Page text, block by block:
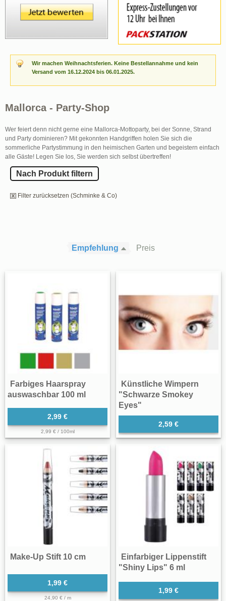
Wir machen Weihnachtsferien. Keine Bestellannahme und kein
Versand vom 16.12.2024 bis 06.01.2025.
Mallorca - Party-Shop
Wer feiert denn nicht gerne eine Mallorca-Mottoparty, bei der Sonne, Strand
und Party dominieren? Mit gekonnten Handgriffen holen Sie sich die
sommerliche Partystimmung in den heimischen Garten und begeistern einfach
alle Gäste! Legen Sie los, Sie werden sich selbst übertreffen!
Nach Produkt filtern
Filter zurücksetzen (Schminke & Co)
Empfehlung Preis
Farbiges Haarspray
auswaschbar 100 ml
2,99 €
2,99 € / 100ml
Künstliche Wimpern
"Schwarze Smokey
Eyes"
2,59 €
Make-Up Stift 10 cm
1,99 €
24,90 € / m
Einfarbiger Lippenstift
"Shiny Lips" 6 ml
1,99 €